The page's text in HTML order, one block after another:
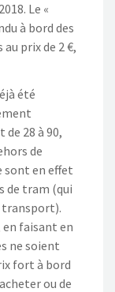
Le «
à bord des
prix de 2 €,
été
28 à 90,
de
sont en effet
de tram (qui
faisant en
ne soient
fort à bord
ou de